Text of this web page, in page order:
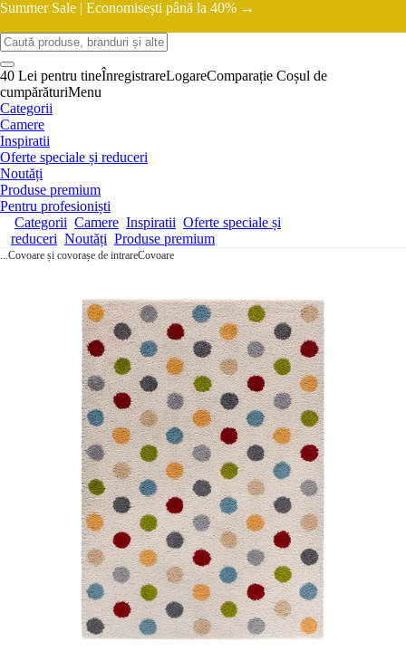
Summer Sale | Economisești până la 40% →
40 Lei pentru tineÎnregistrareLogareComparație Coșul de
cumpărăturiMenu
Categorii
Camere
Inspiratii
Oferte speciale și reduceri
Noutăți
Produse premium
Pentru profesioniști
Categorii Camere Inspiratii Oferte speciale și
reduceri Noutăți Produse premium
...Covoare și covorașe de intrareCovoare